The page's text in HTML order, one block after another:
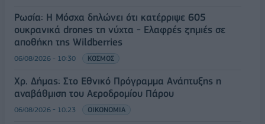
Ρωσία: Η Μόσχα δηλώνει ότι κατέρριψε 605
ουκρανικά drones τη νύχτα - Ελαφρές ζημιές σε
αποθήκη της Wildberries
06/08/2026 - 10:30 ΚΟΣΜΟΣ
Χρ. Δήμας: Στο Εθνικό Πρόγραμμα Ανάπτυξης η
αναβάθμιση του Αεροδρομίου Πάρου
06/08/2026 - 10:23 ΟΙΚΟΝΟΜΙΑ